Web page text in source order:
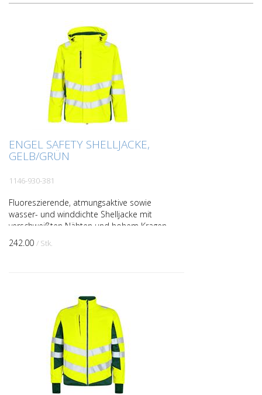
ENGEL SAFETY SHELLJACKE,
GELB/GRÜN
1146-930-381
Fluoreszierende, atmungsaktive sowie
wasser- und winddichte Shelljacke mit
verschweißten Nähten und hohem Kragen
im modernen Design. Doppelte
Knopfleiste mit Reißverschlu...
242.00 / Stk.